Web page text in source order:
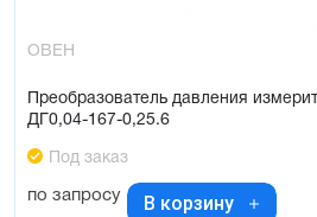
ОВЕН
Преобразователь давления
ДГ0,04-167-0,25.6
Под заказ
по запросу В корзину